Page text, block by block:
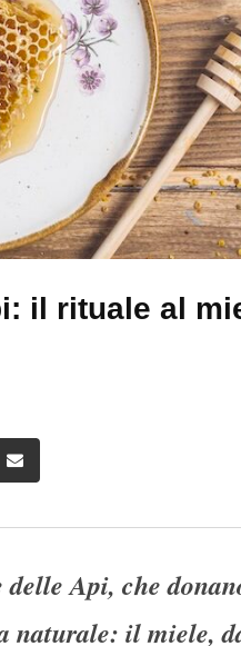
il rituale al
via
Api, che
il miele,